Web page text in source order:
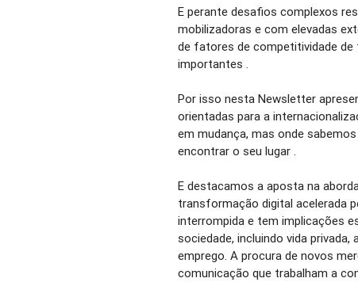
E perante desafios complexos
mobilizadoras e com elevadas
de fatores de competitividade
importantes .
Por isso nesta Newsletter
orientadas para a
em mudança, mas onde
encontrar o seu lugar .
E destacamos a aposta na
transformação digital acelerada
interrompida e tem implicações
sociedade, incluindo vida
emprego. A procura de novos
comunicação que trabalham a